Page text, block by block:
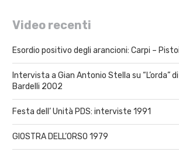
Video recenti
Esordio positivo degli arancioni: Carpi –
Intervista a Gian Antonio Stella su “L’orda”
Bardelli 2002
Festa dell’ Unità PDS: interviste 1991
GIOSTRA DELL’ORSO 1979